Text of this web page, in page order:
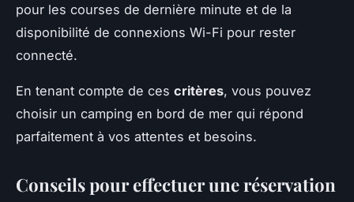
pour les courses de dernière minute et de la
disponibilité de connexions Wi-Fi pour rester
connecté.
En tenant compte de ces critères, vous pouvez
choisir un camping en bord de mer qui répond
parfaitement à vos attentes et besoins.
Conseils pour effectuer une réservation